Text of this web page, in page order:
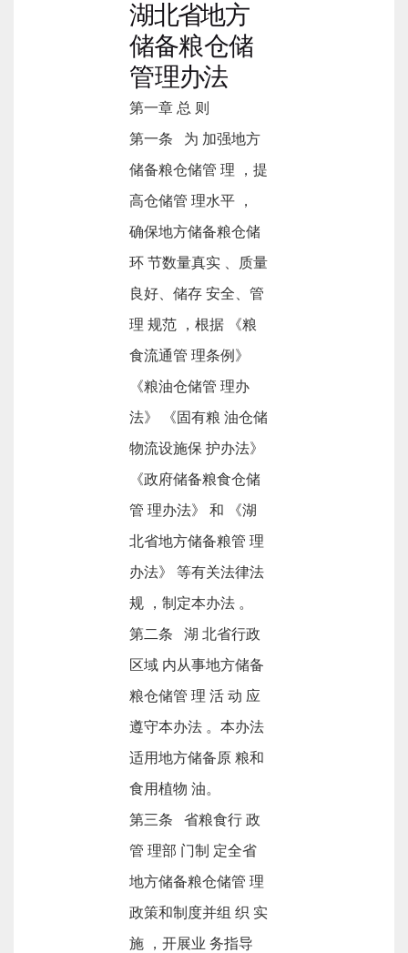
湖北省地方
储备粮仓储
管理办法
第一章 总 则
第一条 为 加强地方
储备粮仓储管 理 ，提
高仓储管 理水平 ，
确保地方储备粮仓储
环 节数量真实 、质量
良好、储存 安全、管
理 规范 ，根据 《粮
食流通管 理条例》
《粮油仓储管 理办
法》 《固有粮 油仓储
物流设施保 护办法》
《政府储备粮食仓储
管 理办法》 和 《湖
北省地方储备粮管 理
办法》 等有关法律法
规 ，制定本办法 。
第二条 湖 北省行政
区域 内从事地方储备
粮仓储管 理 活 动 应
遵守本办法 。本办法
适用地方储备原 粮和
食用植物 油。
第三条 省粮食行 政
管 理部 门制 定全省
地方储备粮仓储管 理
政策和制度并组 织 实
施 ，开展业 务指导